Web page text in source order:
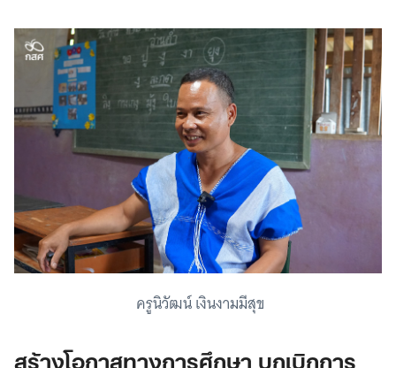
ครูนิวัฒน์ เงินงามมีสุข
สร้างโอกาสทางการศึกษา บุกเบิกการ